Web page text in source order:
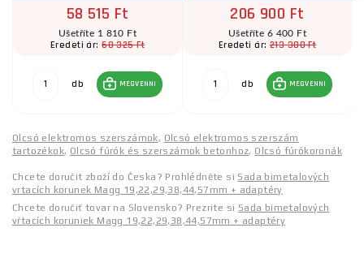
58 515 Ft
Ušetříte 1 810 Ft
Eredeti ár:60 325 Ft
db MEGVENNI
206 900 Ft
Ušetříte 6 400 Ft
Eredeti ár: 213 300 Ft
db MEGVENNI
Olcsó elektromos szerszámok, Olcsó elektromos szerszám
tartozékok, Olcsó fúrók és szerszámok betonhoz, Olcsó fúrókoronák
Chcete doručit zboží do Česka? Prohlédněte si Sada bimetalových
vrtacích korunek Magg 19,22,29,38,44,57mm + adaptéry
Chcete doručiť tovar na Slovensko? Prezrite si Sada bimetalových
vŕtacích koruniek Magg 19,22,29,38,44,57mm + adaptéry